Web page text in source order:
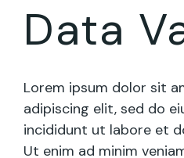
Data
Lorem ipsum dolor sit
adipiscing elit, sed do
incididunt ut labore et
Ut enim ad minim